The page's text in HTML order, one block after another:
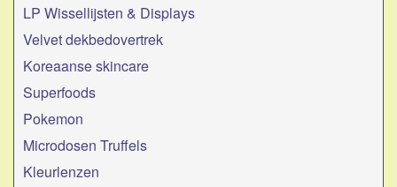
LP Wissellijsten & Displays
Velvet dekbedovertrek
Koreaanse skincare
Superfoods
Pokemon
Microdosen Truffels
Kleurlenzen